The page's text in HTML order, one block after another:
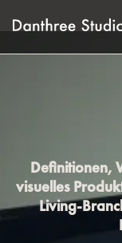
Definitionen,
visuelles
Living-